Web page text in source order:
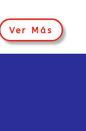
Ver Más